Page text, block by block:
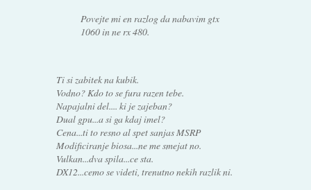
Povejte mi en razlog da nabavim gtx
1060 in ne rx 480.
Ti si zabitek na kubik.
Vodno? Kdo to se fura razen tebe.
Napajalni del.... ki je zajeban?
Dual gpu...a si ga kdaj imel?
Cena...ti to resno al spet sanjas MSRP
Modificiranje biosa...ne me smejat no.
Vulkan...dva spila...ce sta.
DX12...cemo se videti, trenutno nekih razlik ni.